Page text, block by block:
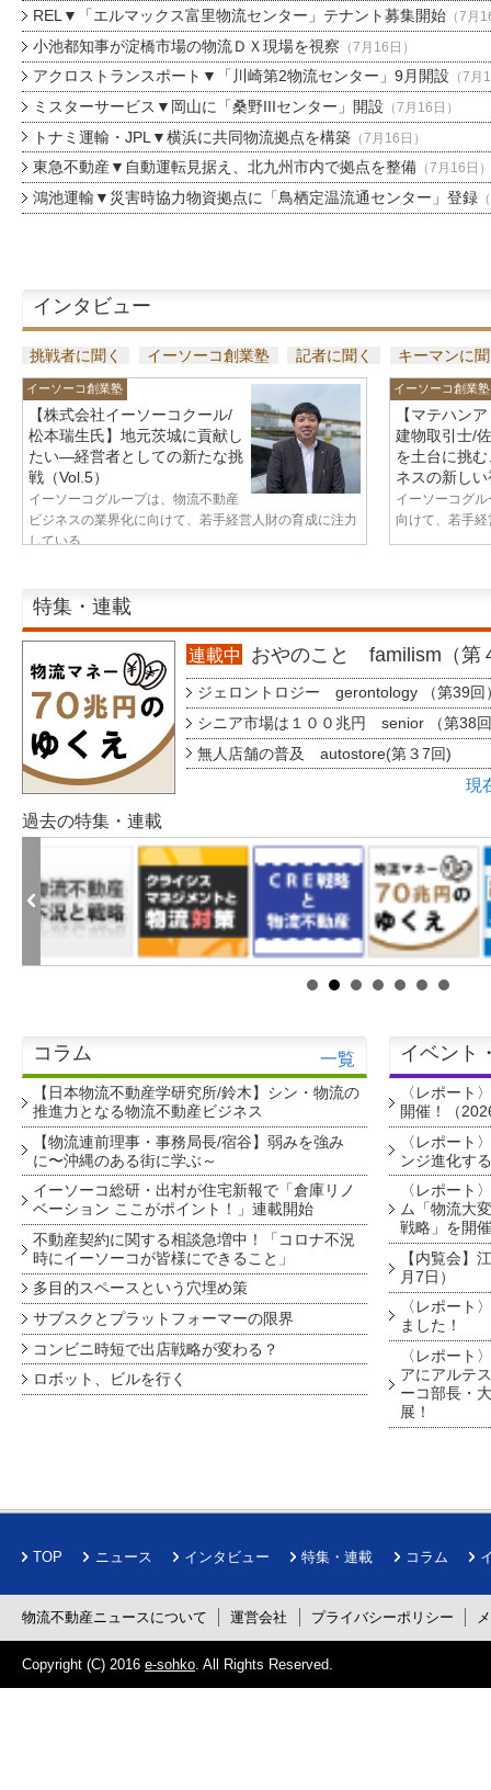
REL▼「エルマックス富里物流センター」テナント募集開始（7月
小池都知事が淀橋市場の物流ＤＸ現場を視察 （7月16日）
アクロストランスポート▼「川崎第2物流センター」9月開設 （7月
ミスターサービス▼岡山に「桑野IIIセンター」開設 （7月16日）
トナミ運輸・JPL▼横浜に共同物流拠点を構築（7月16日）
東急不動産▼自動運転見据え、北九州市内で拠点を整備（7月16日）
鴻池運輸▼災害時協力物資拠点に「鳥栖定温流通センター」登録
インタビュー
挑戦者に聞く イーソーコ創業塾 記者に聞く キーマンに
イーソーコ創業塾
【株式会社イーソーコクール/
松本瑞生氏】地元茨城に貢献し
たい—経営者としての新たな挑
戦（Vol.5）
イーソーコグループは、物流不動産
ビジネスの業界化に向けて、若手経営人財の育成に注力
している...
イーソーコ創業塾
【マテハン
建物取引士/
を土台に挑
ネスの新し
イーソーコグ
向けて、若手
特集・連載
連載中 おやのこと familism（第
ジェロントロジー gerontology （第39回
シニア市場は１００兆円 senior （第38
無人店舗の普及 autostore(第３7回)
現
過去の特集・連載
コラム 一覧
【日本物流不動産学研究所/鈴木】シン・物流の
推進力となる物流不動産ビジネス
【物流連前理事・事務局長/宿谷】弱みを強み
に〜沖縄のある街に学ぶ～
イーソーコ総研・出村が住宅新報で「倉庫リノ
ベーション ここがポイント！」連載開始
不動産契約に関する相談急増中！「コロナ不況
時にイーソーコが皆様にできること」
多目的スペースという穴埋め策
サブスクとプラットフォーマーの限界
コンビニ時短で出店戦略が変わる？
ロボット、ビルを行く
イベント
〈レポート
開催！（
〈レポート
ンジ進化す
〈レポート
ム「物流大
戦略」を開
【内覧会】
月7日）
〈レポート
ました！
〈レポート
アにアルテ
ーコ部長・
展！
TOP ニュース インタビュー 特集・連載 コラム
物流不動産ニュースについて 運営会社 プライバシーポリシー
Copyright (C) 2016 e-sohko. All Rights Reserved.